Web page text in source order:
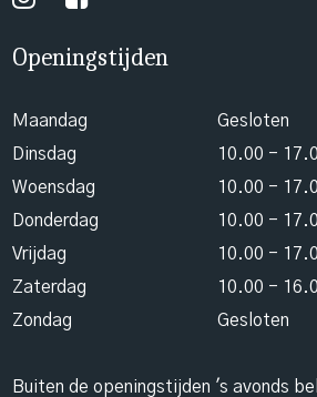
Openingstijden
Maandag
Gesloten
Dinsdag
10.00 -
Woensdag
10.00 -
Donderdag
10.00 -
Vrijdag
10.00 -
Zaterdag
10.00 -
Zondag
Gesloten
Buiten de openingstijden 's avonds